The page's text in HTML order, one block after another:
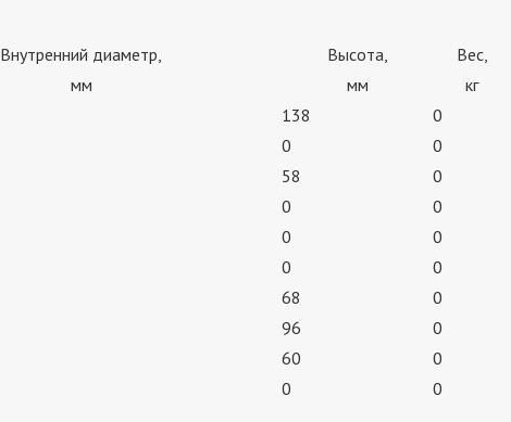
Внутренний диаметр,
мм
Высота,
мм
Вес,
кг
138
0
0
0
58
0
0
0
0
0
0
0
68
0
96
0
60
0
0 0